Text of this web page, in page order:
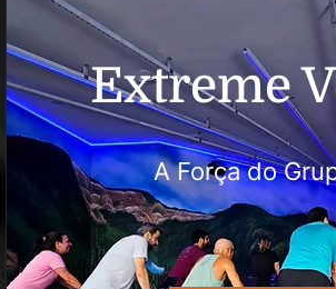
Extreme
A Força do